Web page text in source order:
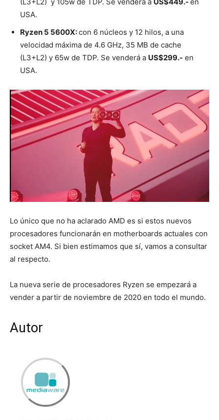
USA.
Ryzen 5 5600X:con 6 núcleos y 12 hilos, a una
velocidad máxima de 4.6 GHz, 35 MB de cache
(L3+L2) y 65w de TDP. Se venderá a US$299.- en
USA.
Lo único que no ha aclarado AMD es si estos nuevos
procesadores funcionarán en motherboards actuales con
socket AM4. Si bien estimamos que sí, vamos a consultar
al respecto.
La nueva serie de procesadores Ryzen se empezará a
vender a partir de noviembre de 2020 en todo el mundo.
Autor